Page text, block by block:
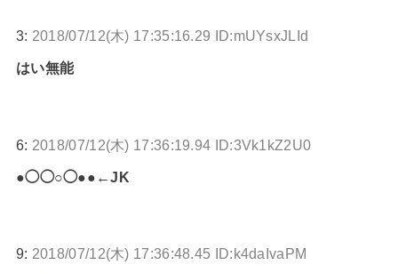
3: 2018/07/12(木) 17:35:16.29 ID:mUYsxJLId
はい無能
6: 2018/07/12(木) 17:36:19.94 ID:3Vk1kZ2U0
●◯◯○◯●●←JK
9: 2018/07/12(木) 17:36:48.45 ID:k4daIvaPM